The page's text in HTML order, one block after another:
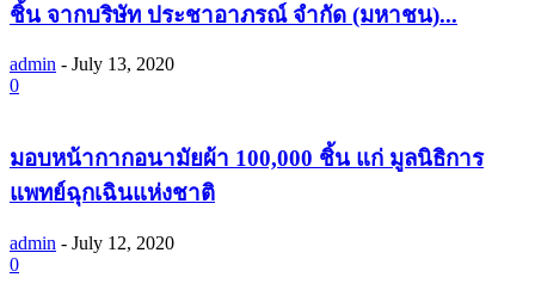
ชิ้น จากบริษัท ประชาอาภรณ์ จำกัด (มหาชน)...
admin - July 13, 2020
0
มอบหน้ากากอนามัยผ้า 100,000 ชิ้น แก่ มูลนิธิการ
แพทย์ฉุกเฉินแห่งชาติ
admin - July 12, 2020
0